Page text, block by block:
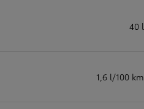
40 l
1,6 l/100 km